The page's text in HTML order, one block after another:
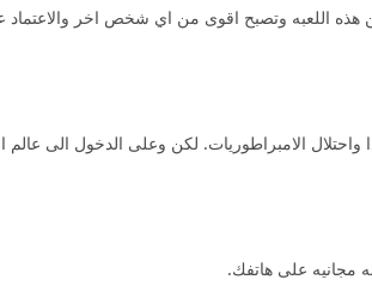
هذه اللعبه وتصبح اقوى من اي شخص اخر والاعتماد
الامبراطوريات. لكن وعلى الدخول الى عالم
مجانيه على هاتفك.